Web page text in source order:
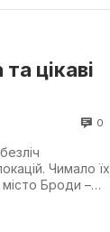
цікаві
0
Чимало їх
Броди –